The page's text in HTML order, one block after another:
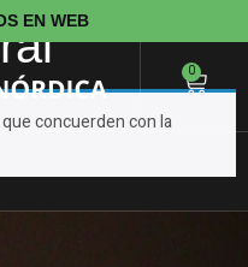
EN WEB
0
concuerden con la